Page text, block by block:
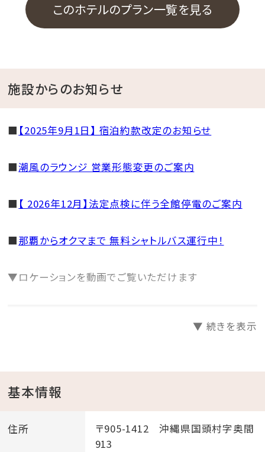
このホテルのプラン一覧を見る
施設からのお知らせ
■ 【2025年9月1日】 宿泊約款改定のお知らせ
■潮風のラウンジ 営業形態変更のご案内
■ 【 2026年12月】法定点検に伴う全館停電のご案内
■那覇からオクマまで 無料シャトルバス運行中！
▼ロケーションを動画でご覧いただけます
▼ 続きを表示
基本情報
住所
〒905-1412 沖縄県国頭村字奥間
913